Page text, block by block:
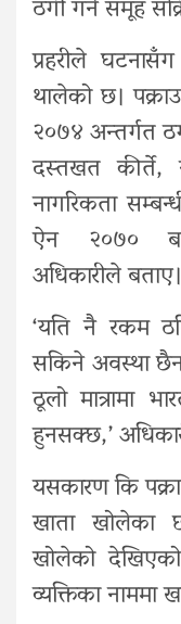
ठगी गर्ने समूह
प्रहरीले
थालेको छ।
२०७४ अन्तर्गत
दस्तखत कीर्ते,
नागरिकता
ऐन २०७०
अधिकारीले बताए।
‘यति नै रकम
सकिने अवस्था
ठूलो मात्रामा
हुनसक्छ,’
यसकारण कि
खाता खोलेका
खोलेको
व्यक्तिका